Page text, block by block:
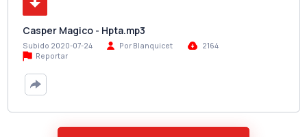
Casper Magico - Hpta.mp3
Subido 2020-07-24 Por Blanquicet
2164
Reportar